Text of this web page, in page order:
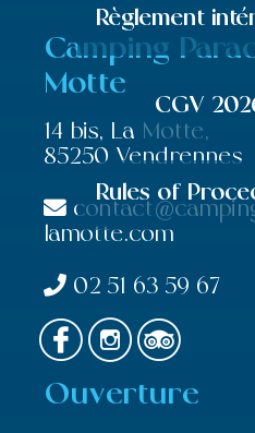
Règlement
CGV
Rules of
Camping
Motte
14 bis, La Motte,
85250 Vendrennes
lamotte.com
02 51 63 59 67
Ouverture